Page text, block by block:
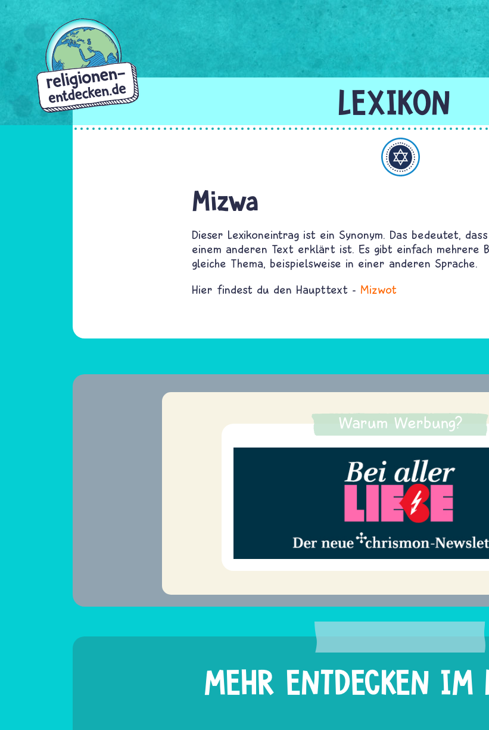
Direkt
Mizwa
Dieser Lexikoneintrag ist ein Synonym. Das bedeutet,
einem anderen Text erklärt ist. Es gibt einfach mehrere
gleiche Thema, beispielsweise in einer anderen Sprache.
Hier findest du den Haupttext - Mizwot
Warum Werbung?